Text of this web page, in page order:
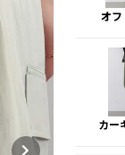
オフ
カー